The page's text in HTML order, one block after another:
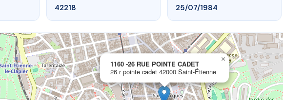
www.vme.plus/AC6423974
1160 -26 RUE POINTE CADET
26 r pointe cadet42000 Saint-Étienne
42218 25/07/1984
1160 -26 RUE POINTE CADET
26 r pointe cadet 42000 Saint-Étienne
×